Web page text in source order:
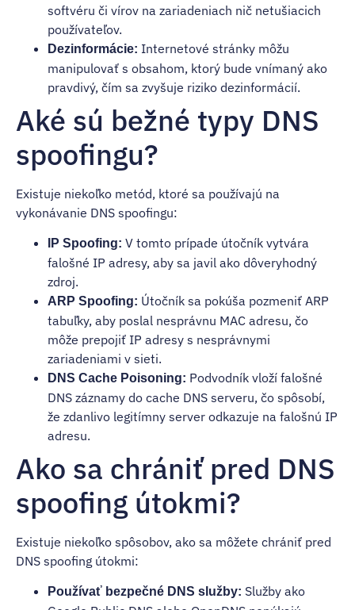
softvéru či vírov na zariadeniach nič netušiacich
používateľov.
Dezinformácie: Internetové stránky môžu
manipulovať s obsahom, ktorý bude vnímaný ako
pravdivý, čím sa zvyšuje riziko dezinformácií.
Aké sú bežné typy DNS
spoofingu?
Existuje niekoľko metód, ktoré sa používajú na
vykonávanie DNS spoofingu:
IP Spoofing: V tomto prípade útočník vytvára
falošné IP adresy, aby sa javil ako dôveryhodný
zdroj.
ARP Spoofing: Útočník sa pokúša pozmeniť ARP
tabuľky, aby poslal nesprávnu MAC adresu, čo
môže prepojiť IP adresy s nesprávnymi
zariadeniami v sieti.
DNS Cache Poisoning: Podvodník vloží falošné
DNS záznamy do cache DNS serveru, čo spôsobí,
že zdanlivo legitímny server odkazuje na falošnú IP
adresu.
Ako sa chrániť pred DNS
spoofing útokmi?
Existuje niekoľko spôsobov, ako sa môžete chrániť pred
DNS spoofing útokmi:
Používať bezpečné DNS služby: Služby ako